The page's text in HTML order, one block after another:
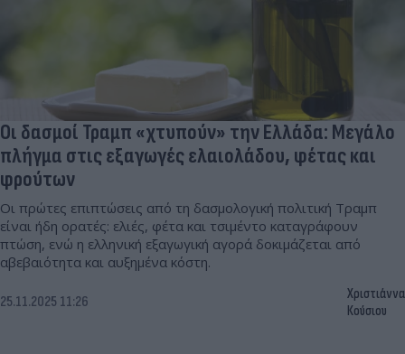
Οι δασμοί Τραμπ «χτυπούν» την Ελλάδα: Μεγάλο
πλήγμα στις εξαγωγές ελαιολάδου, φέτας και
φρούτων
Οι πρώτες επιπτώσεις από τη δασμολογική πολιτική Τραμπ
είναι ήδη ορατές: ελιές, φέτα και τσιμέντο καταγράφουν
πτώση, ενώ η ελληνική εξαγωγική αγορά δοκιμάζεται από
αβεβαιότητα και αυξημένα κόστη.
25.11.2025 11:26
Χριστιάννα
Κούσιου